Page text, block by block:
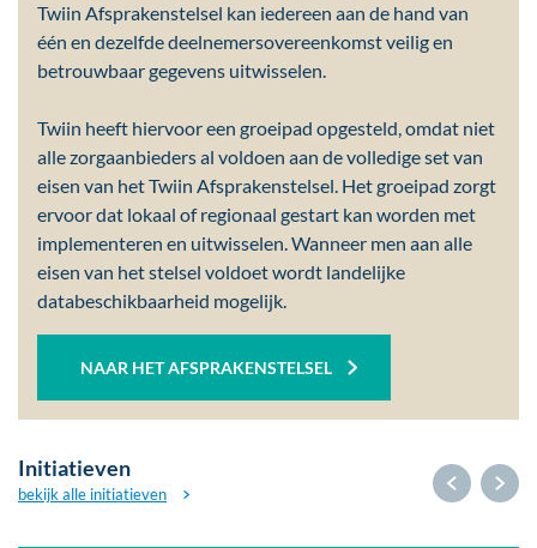
Twiin Afsprakenstelsel kan iedereen aan de hand van
één en dezelfde deelnemersovereenkomst veilig en
betrouwbaar gegevens uitwisselen.
Twiin heeft hiervoor een groeipad opgesteld, omdat niet
alle zorgaanbieders al voldoen aan de volledige set van
eisen van het Twiin Afsprakenstelsel. Het groeipad zorgt
ervoor dat lokaal of regionaal gestart kan worden met
implementeren en uitwisselen. Wanneer men aan alle
eisen van het stelsel voldoet wordt landelijke
databeschikbaarheid mogelijk.
NAAR HETAFSPRAKENSTELSEL
Initiatieven
bekijk alle initiatieven